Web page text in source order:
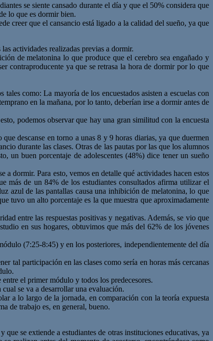
se siente cansado durante el día y que el 50% considera que
lo que es dormir bien.
creer que el cansancio está ligado a la calidad del sueño, ya que
actividades realizadas previas a dormir.
de melatonina lo que produce que el cerebro sea engañado y
contraproducente ya que se retrasa la hora de dormir por lo que
como: La mayoría de los encuestados asisten a escuelas con
en la mañana, por lo tanto, deberían irse a dormir antes de
podemos observar que hay una gran similitud con la encuesta
descanse en torno a unas 8 y 9 horas diarias, ya que duermen
durante las clases. Otras de las pautas por las que los alumnos
un buen porcentaje de adolescentes (48%) dice tener un sueño
a dormir. Para esto, vemos en detalle qué actividades hacen estos
más de un 84% de los estudiantes consultados afirma utilizar el
azul de las pantallas causa una inhibición de melatonina, lo que
tuvo un alto porcentaje es la que muestra que aproximadamente
entre las respuestas positivas y negativas. Además, se vio que
en sus hogares, obtuvimos que más del 62% de los jóvenes
(7:25-8:45) y en los posteriores, independientemente del día
tal participación en las clases como sería en horas más cercanas
el primer módulo y todos los predecesores.
se va a desarrollar una evaluación.
a lo largo de la jornada, en comparación con la teoría expuesta
de trabajo es, en general, bueno.
se extiende a estudiantes de otras instituciones educativas, ya